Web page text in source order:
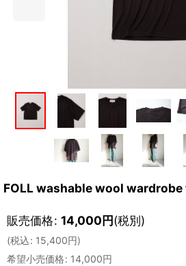
FOLL washable wool
販売価格: 14,000円(税別)
(税込: 15,400円)
希望小売価格: 14,000円